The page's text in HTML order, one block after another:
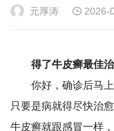
元厚涛 2026-
得了牛皮癣最佳
你好，确诊后马上
只要是病就得尽快治
牛皮癣就跟感冒一样